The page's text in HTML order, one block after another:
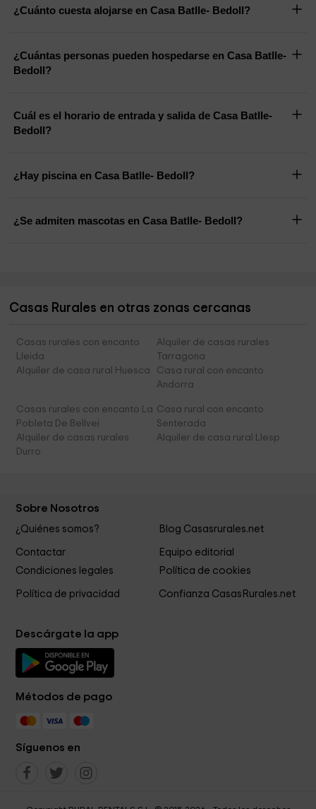
¿Cuánto cuesta alojarse en Casa Batlle- Bedoll?
¿Cuántas personas pueden hospedarse en Casa Batlle-
Bedoll?
Cuál es el horario de entrada y salida de Casa Batlle-
Bedoll?
¿Hay piscina en Casa Batlle- Bedoll?
¿Se admiten mascotas en Casa Batlle- Bedoll?
Casas Rurales en otras zonas cercanas
Casas rurales con encanto
Lleida
Alquiler de casas rurales
Tarragona
Alquiler de casa rural Huesca
Casa rural con encanto
Andorra
Casas rurales con encanto La
Pobleta De Bellvei
Casa rural con encanto
Senterada
Alquiler de casas rurales
Durro
Alquiler de casa rural Llesp
Sobre Nosotros
¿Quiénes somos? Blog Casasrurales.net
Contactar
Equipo editorial
Condiciones legales
Política de cookies
Política de privacidad Confianza CasasRurales.net
Descárgate la app
Métodos de pago
Síguenos en